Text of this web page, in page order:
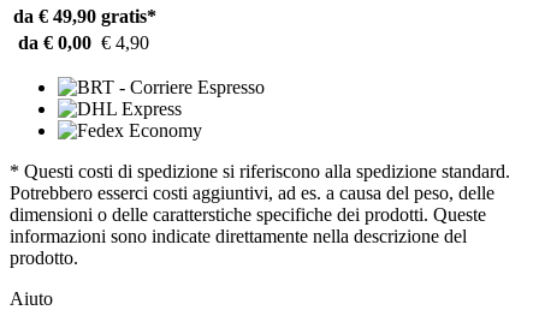
da € 49,90 gratis*
da € 0,00 € 4,90
* Questi costi di spedizione si riferiscono alla spedizione standard.
Potrebbero esserci costi aggiuntivi, ad es. a causa del peso, delle
dimensioni o delle caratterstiche specifiche dei prodotti. Queste
informazioni sono indicate direttamente nella descrizione del
prodotto.
Aiuto